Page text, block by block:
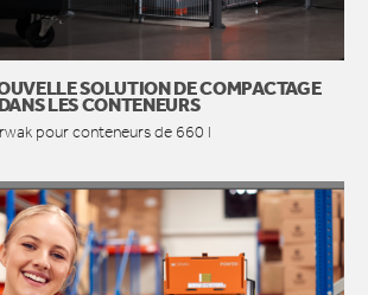
SOLUTION DE COMPACTAGE
LES CONTENEURS
pour conteneurs de 660 l